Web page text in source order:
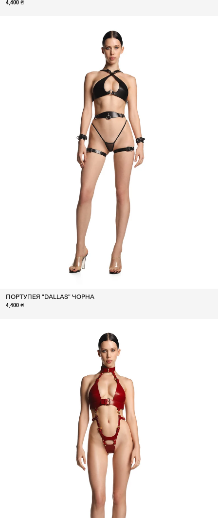
4,400 ₴
ПОРТУПЕЯ "DALLAS" ЧОРНА
4,400 ₴